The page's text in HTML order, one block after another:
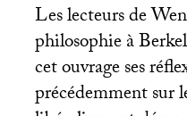
Les lecteurs de
philosophie à
cet ouvrage ses
précédemment sur